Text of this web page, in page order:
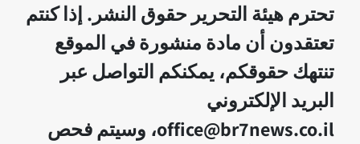
تحترم هيئة التحرير حقوق النشر. إذا كنتم
تعتقدون أن مادة منشورة في الموقع
تنتهك حقوقكم، يمكنكم التواصل عبر
البريد الإلكتروني
office@br7news.co.il، وسيتم فحص